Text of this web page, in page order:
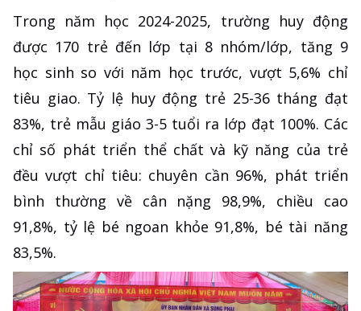
Trong năm học 2024-2025, trường huy động
được 170 trẻ đến lớp tại 8 nhóm/lớp, tăng 9
học sinh so với năm học trước, vượt 5,6% chỉ
tiêu giao. Tỷ lệ huy động trẻ 25-36 tháng đạt
83%, trẻ mẫu giáo 3-5 tuổi ra lớp đạt 100%. Các
chỉ số phát triển thể chất và kỹ năng của trẻ
đều vượt chỉ tiêu: chuyên cần 96%, phát triển
bình thường về cân nặng 98,9%, chiều cao
91,8%, tỷ lệ bé ngoan khỏe 91,8%, bé tài năng
83,5%.